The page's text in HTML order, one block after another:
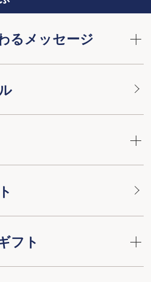
るメッセージ
フト